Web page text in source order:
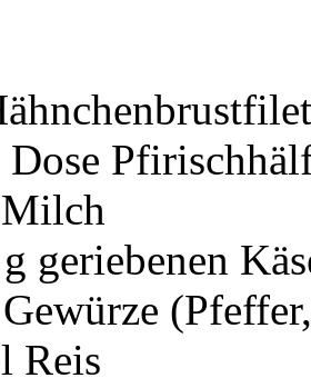
Dose
geriebenen
Reis